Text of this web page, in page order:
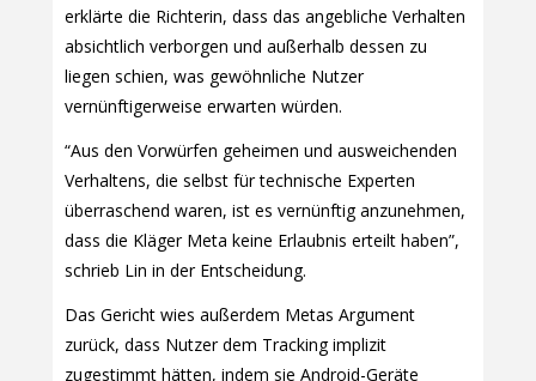
erklärte die Richterin, dass das angebliche Verhalten
absichtlich verborgen und außerhalb dessen zu
liegen schien, was gewöhnliche Nutzer
vernünftigerweise erwarten würden.
“Aus den Vorwürfen geheimen und ausweichenden
Verhaltens, die selbst für technische Experten
überraschend waren, ist es vernünftig anzunehmen,
dass die Kläger Meta keine Erlaubnis erteilt haben”,
schrieb Lin in der Entscheidung.
Das Gericht wies außerdem Metas Argument
zurück, dass Nutzer dem Tracking implizit
zugestimmt hätten, indem sie Android-Geräte